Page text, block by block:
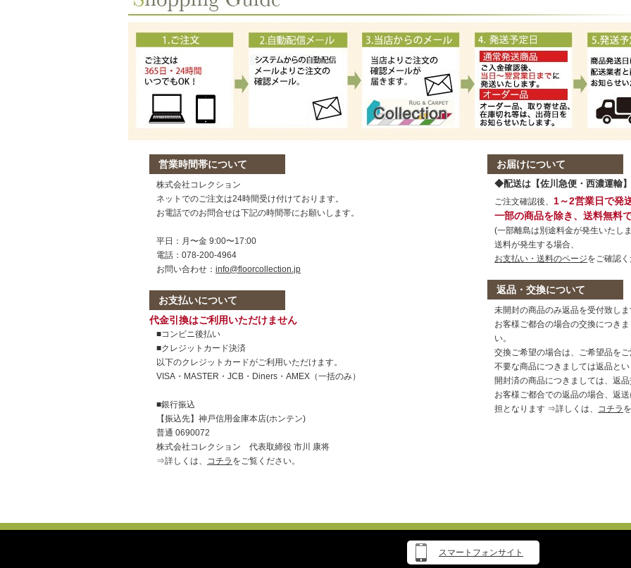
営業時間帯について
株式会社コレクション
ネットでのご注文は24時間受け付けております。
お電話でのお問合せは下記の時間帯にお願いします。
平日：月〜金 9:00〜17:00
電話：078-200-4964
お問い合わせ： info@floorcollection.jp
お支払いについて
代金引換はご利用いただけません
■コンビニ後払い
■クレジットカード決済
以下のクレジットカードがご利用いただけます。
VISA・MASTER・JCB・Diners・AMEX（一括のみ）
■銀行振込
【振込先】神戸信用金庫本店(ホンテン)
普通 0690072
株式会社コレクション 代表取締役 市川 康将
⇒詳しくは、 コチラ をご覧ください。
お届けについて
◆配送は【佐川急便・西濃運輸
ご注文確認後、 1～2営業日で発
一部の商品を除き、送料無料
(一部離島は別途料金が発生いたし
送料が発生する場合、
お支払い・送料のページをご確認
返品・交換について
未開封の商品のみ返品を受付致し
お客様ご都合の場合の交換につき
い。
交換ご希望の場合は、ご希望品を
不要な商品につきましては返品と
開封済の商品につきましては、返
お客様ご都合での返品の場合、返
担となります ⇒詳しくは、 コチラ
スマートフォンサイト